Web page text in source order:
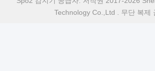
Technology Co.,Ltd . 무단 복제